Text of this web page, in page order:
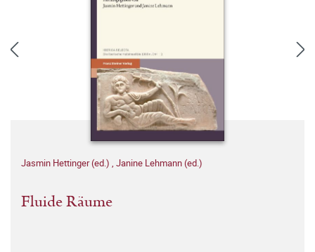
Jasmin Hettinger (ed.) , Janine Lehmann (ed.)
Fluide Räume